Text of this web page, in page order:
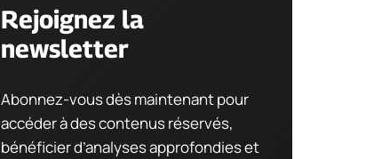
Rejoignez la
newsletter
Abonnez-vous dès maintenant pour
accéder à des contenus réservés,
bénéficier d’analyses approfondies et